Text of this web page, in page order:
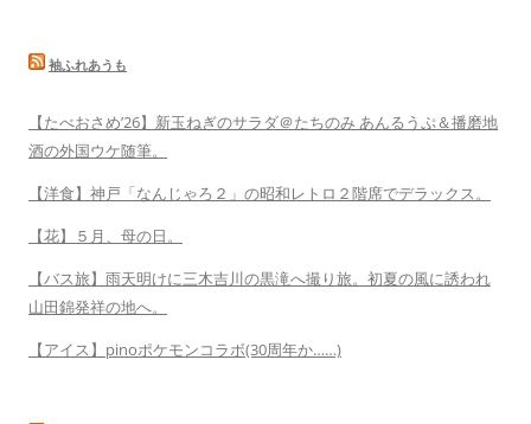
袖ふれあうも
【たべおさめ’26】新玉ねぎのサラダ＠たちのみ あんるうぷ＆播磨地
酒の外国ウケ随筆。
【洋食】神戸「なんじゃろ２」の昭和レトロ２階席でデラックス。
【花】５月、母の日。
【バス旅】雨天明けに三木吉川の黒滝へ撮り旅。初夏の風に誘われ
山田錦発祥の地へ。
【アイス】pinoポケモンコラボ(30周年か……)